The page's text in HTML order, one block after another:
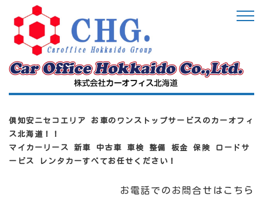
倶知安ニセコエリア お車のワンストップサービスのカーオフィ
ス北海道！！
マイカーリース 新車 中古車 車検 整備 板金 保険 ロードサ
ービス レンタカーすべてお任せください！
お電話でのお問合せはこちら